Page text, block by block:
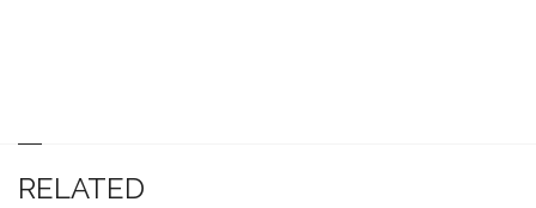
RELATED